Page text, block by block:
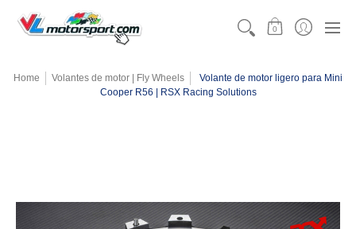
0
Home Volantes de motor | Fly Wheels
Volante de motor ligero para Mini
Cooper R56 | RSX Racing Solutions